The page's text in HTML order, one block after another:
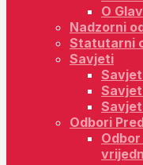
O
Nadzorni
Statutarni
Savjeti
Savjet
Odbori